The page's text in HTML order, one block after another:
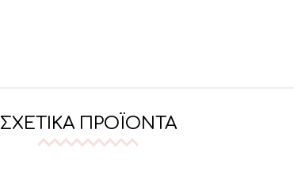
ΣΧΕΤΙΚΆ ΠΡΟΪΌΝΤΑ